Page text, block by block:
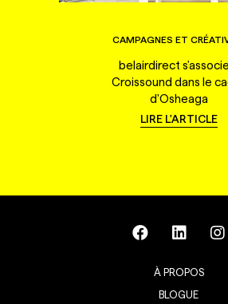
CAMPAGNES ET
belairdirect
Croissound dans le
d'Osheaga
LIRE L'ARTICLE
À PROPOS
BLOGUE